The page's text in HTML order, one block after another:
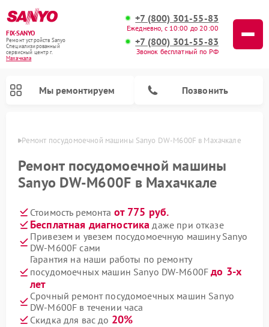
FIX-SANYO
Ремонт устройств Sanyo
Специализированный
cервисный центр г.
Махачкала
+7 (800) 301-55-83
Ежедневно, с 10:00 до 20:00
+7 (800) 301-55-83
Звонок бесплатный по РФ
Мы ремонтируем Позвонить
Ремонт посудомоечной машины Sanyo DW-M600F в Махачкале
Ремонт посудомоечной машины
Sanyo DW-M600F в Махачкале
Стоимость ремонта от 775 руб.
Бесплатная диагностика даже при отказе
Привезем и увезем посудомоечную машину Sanyo
DW-M600F сами
Гарантия на наши работы по ремонту
посудомоечных машин Sanyo DW-M600Fдо 3-х
лет
Срочный ремонт посудомоечных машин Sanyo
DW-M600F в течении часа
Скидка для вас до 20%